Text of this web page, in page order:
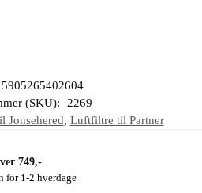
5905265402604
(SKU):
2269
Jonsehered, Luftfiltre til Partner
749,-
for 1-2 hverdage